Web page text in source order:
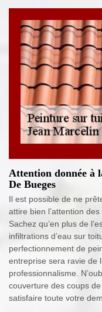
Attention donnée à
De Bueges
Il est possible de ne
attire bien l’attention
Sachez qu’en plus de
infiltrations d’eau sur
perfectionnement de
entreprise sera ravie de
professionnalisme.
couverture des coups
satisfaire toute votre